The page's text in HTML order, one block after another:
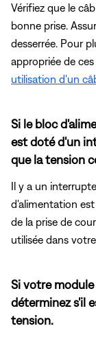
Vérifiez que le
bonne prise.
desserrée. Pour
appropriée de
utilisation d'un
Si le bloc
est doté d'un
que la tension
Il y a un
d'alimentation
de la prise de
utilisée dans
Si votre
déterminez s'il
tension.